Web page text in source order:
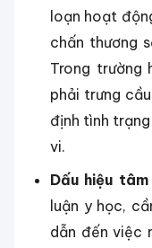
loạn hoạt
chấn thương
Trong trường
phải trưng
định tình
vi.
Dấu hiệu
luận y học,
dẫn đến việc